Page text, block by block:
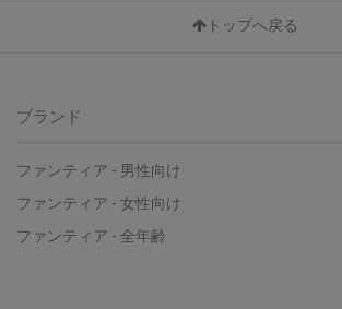
トップへ戻る
ブランド
ファンティア - 男性向け
ファンティア - 女性向け
ファンティア - 全年齢